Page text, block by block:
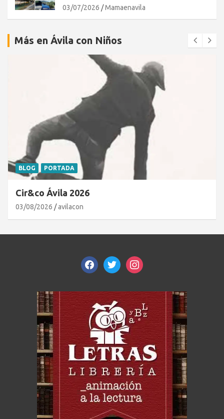
03/07/2026 Mamaenavila
Más en Ávila con Niños
BLOG PORTADA
Cir&co Ávila 2026
03/08/2026 avilacon
facebooktwitterinstagram